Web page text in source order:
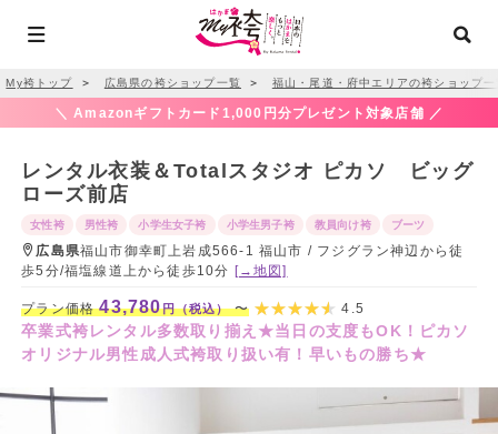
My袴トップ ＞ 広島県の袴ショップ一覧 ＞ 福山・尾道・府中エリアの袴ショップ一
＼ Amazonギフトカード1,000円分プレゼント対象店舗 ／
レンタル衣装＆Totalスタジオ ピカソ ビッグ
ローズ前店
女性袴 男性袴 小学生女子袴 小学生男子袴 教員向け袴 ブーツ
広島県福山市御幸町上岩成566-1 福山市 / フジグラン神辺から徒
歩5分/福塩線道上から徒歩10分 [→地図]
プラン価格43,780円（税込）〜 4.5
卒業式袴レンタル多数取り揃え★当日の支度もOK！ピカソ
オリジナル男性成人式袴取り扱い有！早いもの勝ち★